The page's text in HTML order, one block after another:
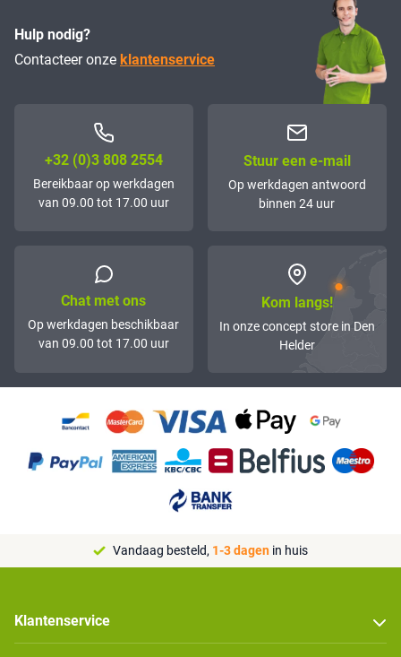
Hulp nodig?
Contacteer onze klantenservice
+32 (0)3 808 2554
Bereikbaar op werkdagen
van 09.00 tot 17.00 uur
Stuur een e-mail
Op werkdagen antwoord
binnen 24 uur
Chat met ons
Op werkdagen beschikbaar
van 09.00 tot 17.00 uur
Kom langs!
In onze concept store in Den
Helder
Vandaag besteld, 1-3 dagen in huis
Klantenservice